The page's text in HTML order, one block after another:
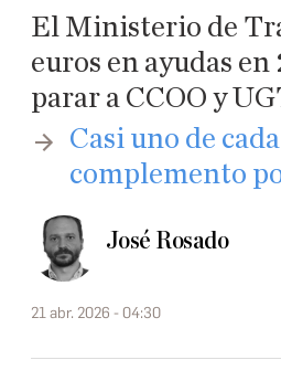
El Ministerio de
euros en ayudas en
parar a CCOO y
​Casi uno de
complemento
José Rosado
21 abr. 2026 - 04:30